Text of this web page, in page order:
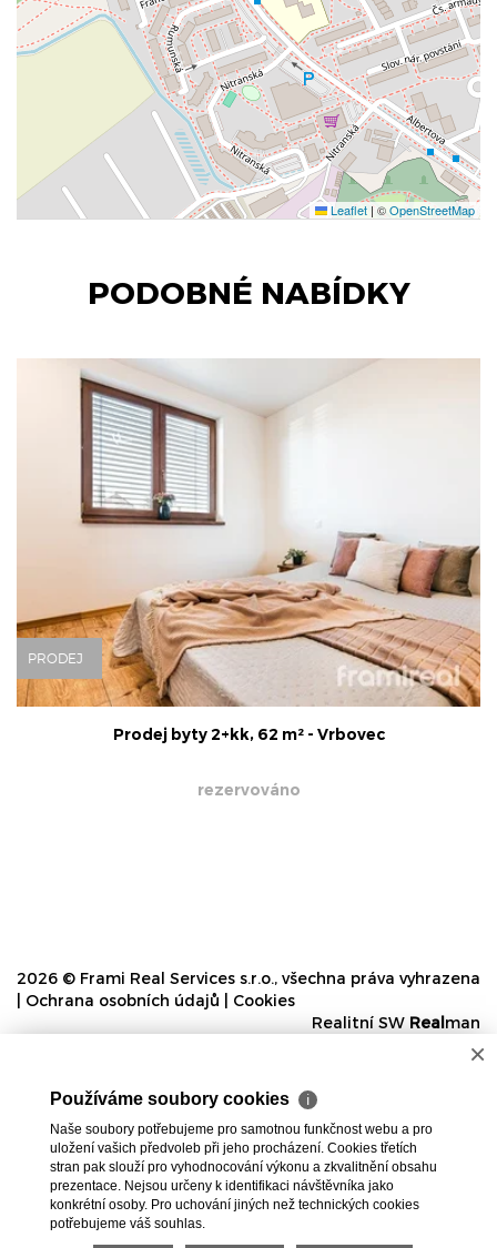
Leaflet | ©OpenStreetMap
PODOBNÉ NABÍDKY
PRODEJ
Prodej byty 2+kk, 62 m² - Vrbovec
rezervováno
2026 © Frami Real Services s.r.o., všechna práva vyhrazena
Ochrana osobních údajů
Cookies
Realitní SW Realman
×
Používáme soubory cookies ℹ
Naše soubory potřebujeme pro samotnou funkčnost webu a pro
uložení vašich předvoleb při jeho procházení. Cookies třetích
stran pak slouží pro vyhodnocování výkonu a zkvalitnění obsahu
prezentace. Nejsou určeny k identifikaci návštěvníka jako
konkrétní osoby. Pro uchování jiných než technických cookies
potřebujeme váš souhlas.